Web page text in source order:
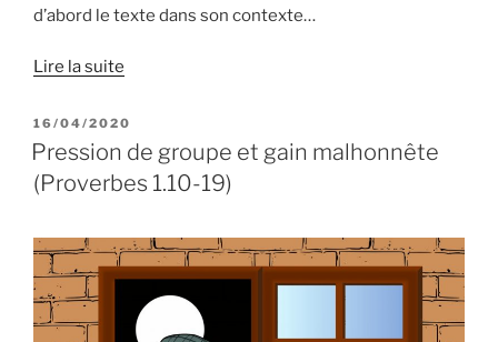
d’abord le texte dans son contexte…
Lire la suite
PUBLIÉ
LE
16/04/2020
Pression de groupe et gain malhonnête
(Proverbes 1.10-19)